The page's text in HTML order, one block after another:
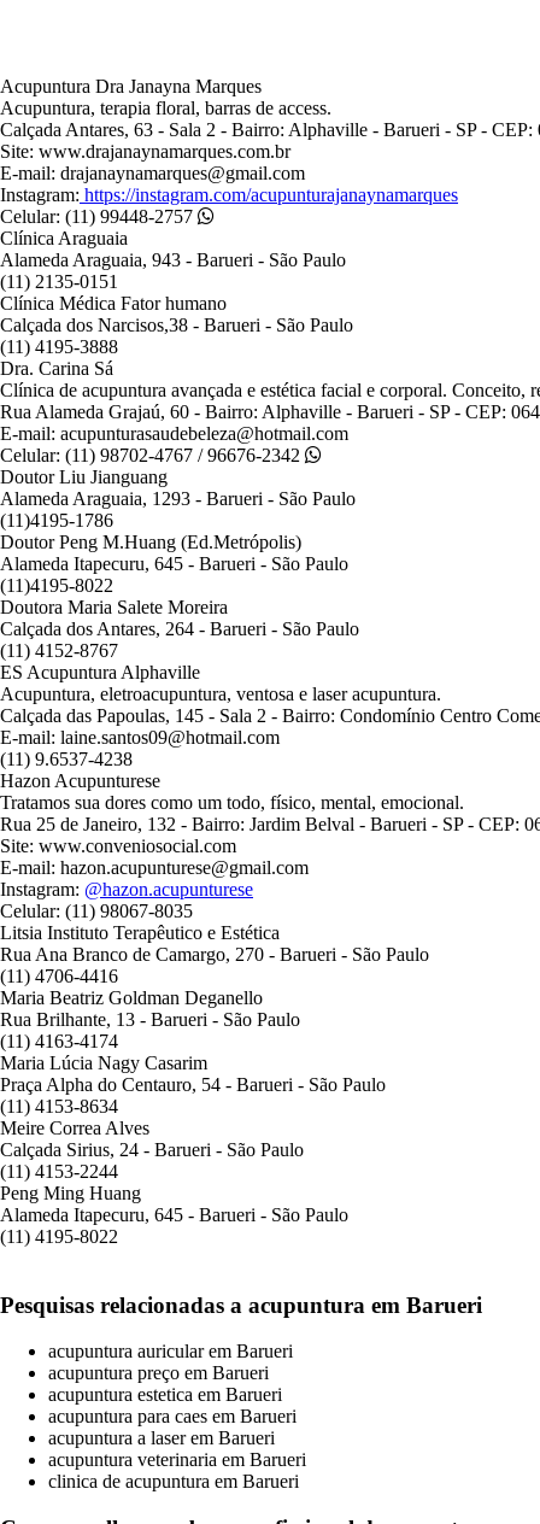
Acupuntura Dra Janayna Marques
Acupuntura, terapia floral, barras de access.
Calçada Antares, 63 - Sala 2 - Bairro: Alphaville - Barueri - SP - CEP:
Site: www.drajanaynamarques.com.br
E-mail: drajanaynamarques@gmail.com
Instagram: https://instagram.com/acupunturajanaynamarques
Celular: (11) 99448-2757
Clínica Araguaia
Alameda Araguaia, 943 - Barueri - São Paulo
(11) 2135-0151
Clínica Médica Fator humano
Calçada dos Narcisos,38 - Barueri - São Paulo
(11) 4195-3888
Dra. Carina Sá
Clínica de acupuntura avançada e estética facial e corporal. Conceito,
Rua Alameda Grajaú, 60 - Bairro: Alphaville - Barueri - SP - CEP:
E-mail: acupunturasaudebeleza@hotmail.com
Celular: (11) 98702-4767 / 96676-2342
Doutor Liu Jianguang
Alameda Araguaia, 1293 - Barueri - São Paulo
(11)4195-1786
Doutor Peng M.Huang (Ed.Metrópolis)
Alameda Itapecuru, 645 - Barueri - São Paulo
(11)4195-8022
Doutora Maria Salete Moreira
Calçada dos Antares, 264 - Barueri - São Paulo
(11) 4152-8767
ES Acupuntura Alphaville
Acupuntura, eletroacupuntura, ventosa e laser acupuntura.
Calçada das Papoulas, 145 - Sala 2 - Bairro: Condomínio Centro
E-mail: laine.santos09@hotmail.com
(11) 9.6537-4238
Hazon Acupunturese
Tratamos sua dores como um todo, físico, mental, emocional.
Rua 25 de Janeiro, 132 - Bairro: Jardim Belval - Barueri - SP - CEP:
Site: www.conveniosocial.com
E-mail: hazon.acupunturese@gmail.com
Instagram: @hazon.acupunturese
Celular: (11) 98067-8035
Litsia Instituto Terapêutico e Estética
Rua Ana Branco de Camargo, 270 - Barueri - São Paulo
(11) 4706-4416
Maria Beatriz Goldman Deganello
Rua Brilhante, 13 - Barueri - São Paulo
(11) 4163-4174
Maria Lúcia Nagy Casarim
Praça Alpha do Centauro, 54 - Barueri - São Paulo
(11) 4153-8634
Meire Correa Alves
Calçada Sirius, 24 - Barueri - São Paulo
(11) 4153-2244
Peng Ming Huang
Alameda Itapecuru, 645 - Barueri - São Paulo
(11) 4195-8022
Pesquisas relacionadas a acupuntura em Barueri
acupuntura auricular em Barueri
acupuntura preço em Barueri
acupuntura estetica em Barueri
acupuntura para caes em Barueri
acupuntura a laser em Barueri
acupuntura veterinaria em Barueri
clinica de acupuntura em Barueri